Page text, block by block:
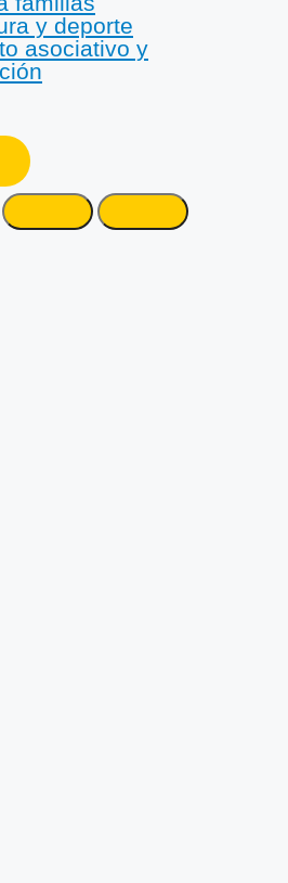
y deporte
asociativo y